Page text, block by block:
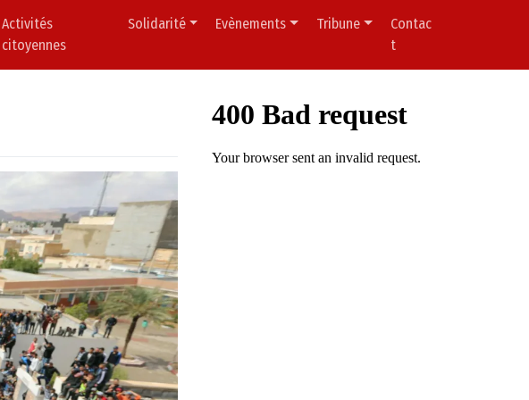
Activités
citoyennes
Solidarité Evènements Tribune
Contac
t